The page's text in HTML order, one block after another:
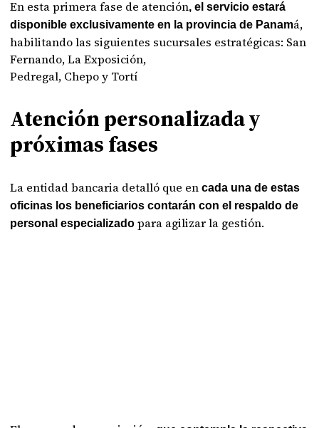
En esta primera fase de atención, el servicio estará
disponible exclusivamente en la provincia de Panamá,
habilitando las siguientes sucursales estratégicas: San
Fernando, La Exposición,
Pedregal, Chepo y Tortí
Atención personalizada y
próximas fases
La entidad bancaria detalló que en cada una de estas
oficinas los beneficiarios contarán con el respaldo de
personal especializado para agilizar la gestión.